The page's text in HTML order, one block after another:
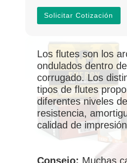
Solicitar Cotización
Los flutes son los
ondulados dentro
corrugado. Los
tipos de flutes
diferentes niveles de
resistencia,
calidad de
Consejo: Muchas